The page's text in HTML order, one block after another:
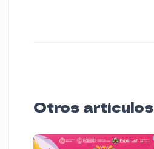
Otros artículos